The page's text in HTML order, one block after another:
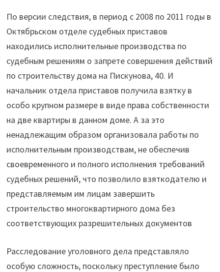
По версии следствия, в период с 2008 по 2011 годы в
Октябрьском отделе судебных приставов
находились исполнительные производства по
судебным решениям о запрете совершения действий
по строительству дома на Пискунова, 40. И
начальник отдела приставов получила взятку в
особо крупном размере в виде права собственности
на две квартиры в данном доме. А за это
ненадлежащим образом организовала работы по
исполнительным производствам, не обеспечив
своевременного и полного исполнения требований
судебных решений, что позволило взяткодателю и
представляемым им лицам завершить
строительство многоквартирного дома без
соответствующих разрешительных документов
Расследование уголовного дела представляло
особую сложность, поскольку преступление было